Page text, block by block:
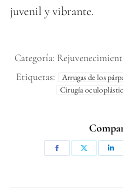
juvenil y vibrante.
Categoría:
Etiquetas:
Arrugas de los
Cirugía